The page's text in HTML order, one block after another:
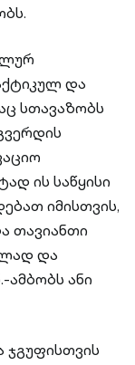
და
სთავაზობს
ის საწყისი
იმისთვის,
თავიანთი
და
ანი